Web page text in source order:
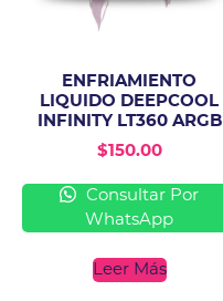
ENFRIAMIENTO
LIQUIDO DEEPCOOL
INFINITY LT360 ARGB
$150.00
Consultar Por
WhatsApp
Leer Más